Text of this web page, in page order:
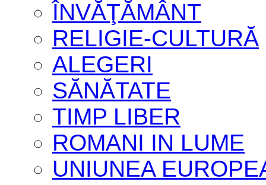
ÎNVĂŢĂMÂNT
RELIGIE-CULTURĂ
ALEGERI
SĂNĂTATE
TIMP LIBER
ROMANI IN LUME
UNIUNEA